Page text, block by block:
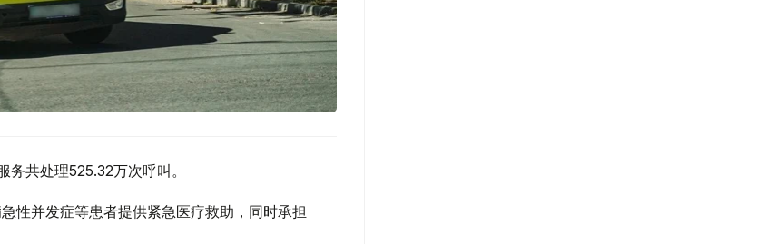
共处理525.32万次呼叫。
性并发症等患者提供紧急医疗救助，同时承担